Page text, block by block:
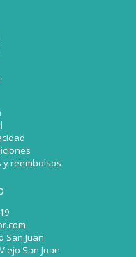
y reembolsos
San Juan
San Juan